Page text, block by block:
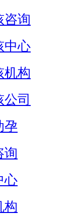
咨询
中心
机构
司
孕
询
心
构